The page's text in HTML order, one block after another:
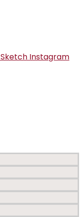
Sketch Instagram